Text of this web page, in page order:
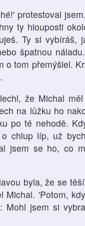
protestoval
ty hlouposti
Ty si vybíráš,
špatnou
o tom přemýšlel.
že Michal
na lůžku ho
po té nehodě.
chlup líp, už
jsem se ho, co
byla, že se
Michal. 'Potom,
Mohl jsem si